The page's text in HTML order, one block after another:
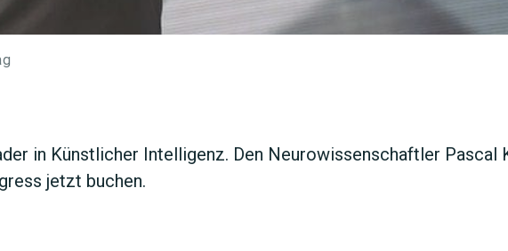
in Künstlicher Intelligenz. Den Neurowissenschaftler Pascal
jetzt buchen.